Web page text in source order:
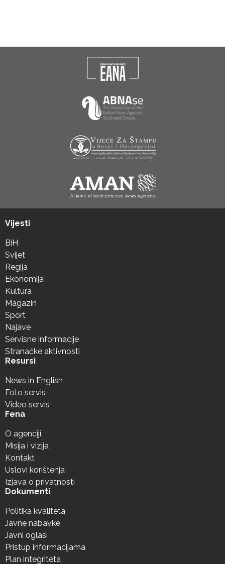
Vijesti
BiH
Svijet
Regija
Ekonomija
Kultura
Magazin
Sport
Najave
Servisne informacije
Stranačke aktivnosti
Resursi
News in English
Foto servis
Video servis
Fena
O agenciji
Misija i vizija
Kontakt
Uslovi korištenja
Izjava o privatnosti
Dokumenti
Politika kvaliteta
Javne nabavke
Javni oglasi
Pristup informacijama
Plan integriteta